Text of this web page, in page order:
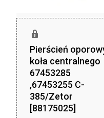
Pierścień
koła centralnego
67453285
,67453255 C-
385/Zetor
[88175025]